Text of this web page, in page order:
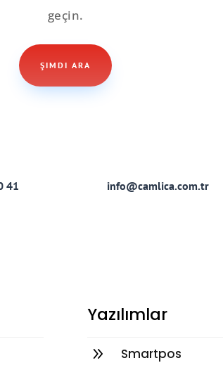
geçin.
ŞIMDI ARA
41 info@camlica.com.tr
Yazılımlar
9 Smartpos